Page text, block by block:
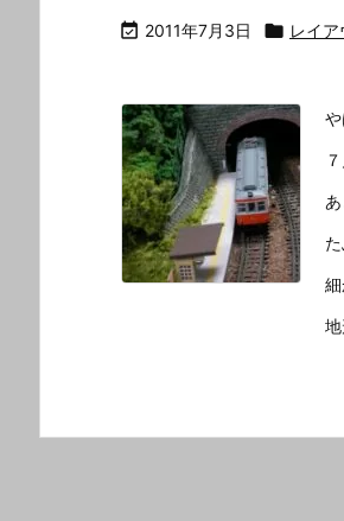
 2011年7月3日  レイ
や